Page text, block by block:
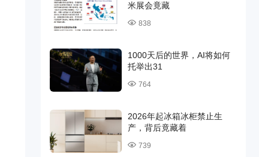
米展会竟藏
838
1000天后的世界，AI将如何
托举出31
764
2026年起冰箱冰柜禁止生
产，背后竟藏着
739